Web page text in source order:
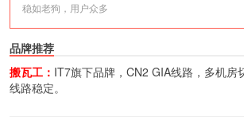
稳如老狗，用户众多
品牌推荐
搬瓦工： IT7旗下品牌，CN2 GIA线路，多机房
线路稳定。